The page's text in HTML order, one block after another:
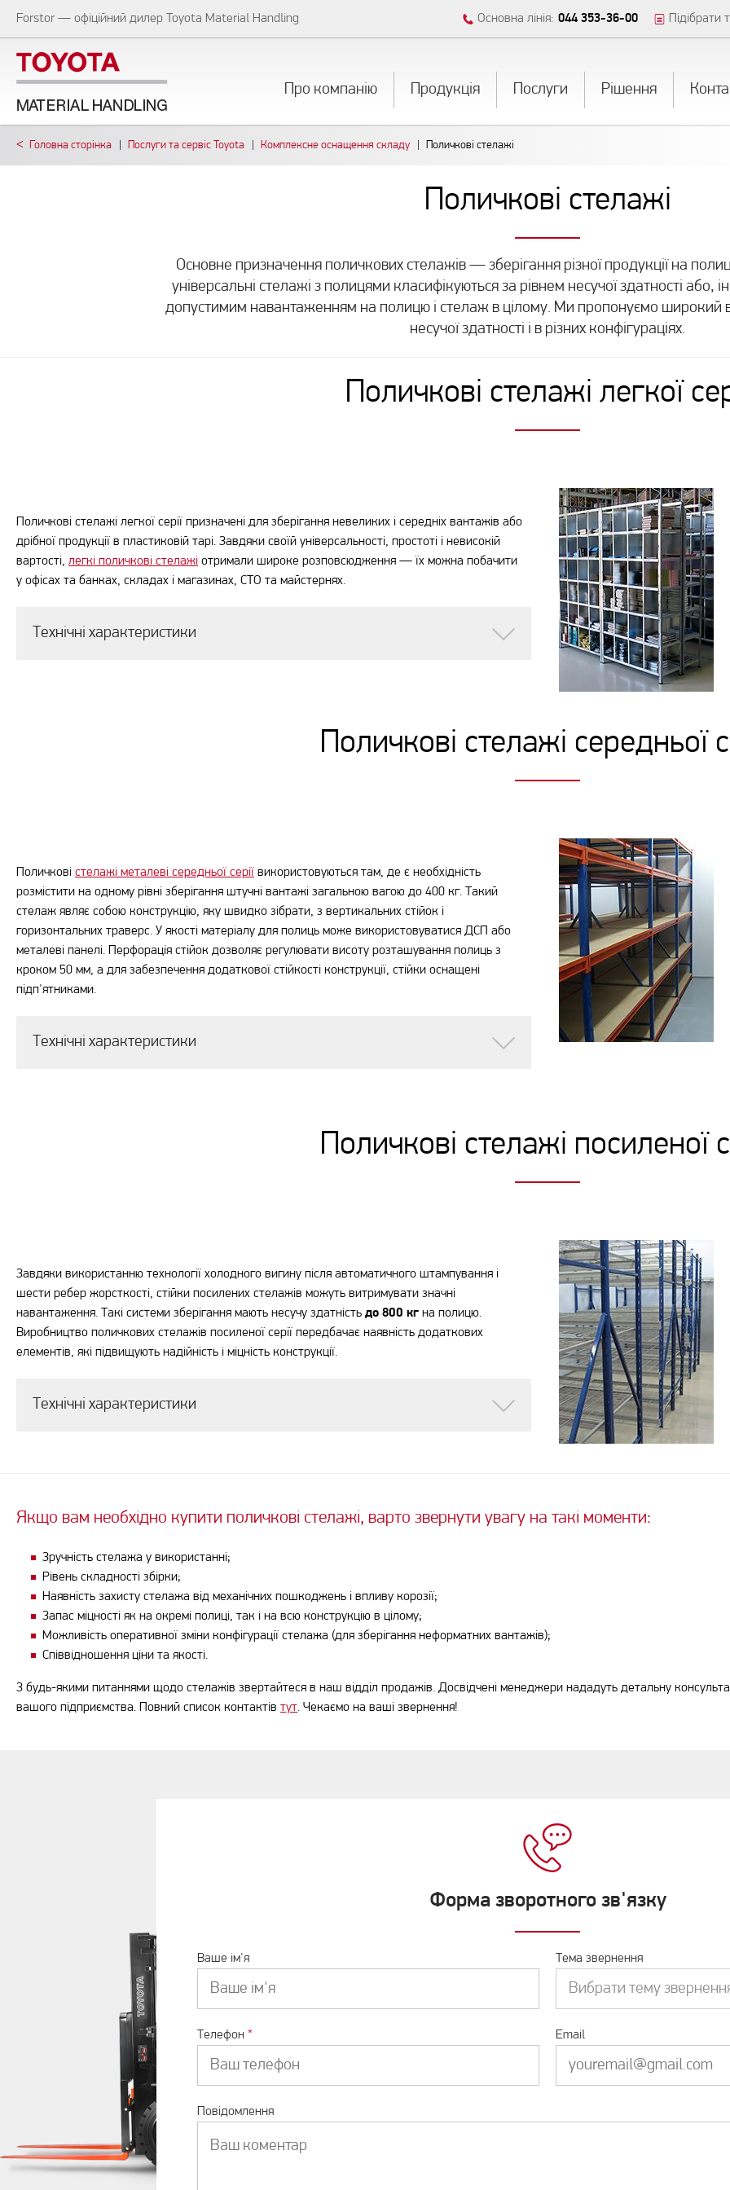
Forstor — офіційний дилер Toyota Material Handling Основна лінія: 044 353-36-00 Підібрати
Про компанiю Продукція Послуги Рішення
Головна сторiнка Послуги та сервіс Toyota Комплексне оснащення складу Поличкові стелажі
Поличкові стелажі
Основне призначення поличкових стелажів — зберігання різної продукції на
універсальні стелажі з полицями класифікуються за рівнем несучої здатності
допустимим навантаженням на полицю і стелаж в цілому. Ми пропонуємо широкий
несучої здатності і в різних конфігураціях.
Поличкові стелажі легкої
Поличкові стелажі легкої серії призначені для зберігання невеликих і середніх вантажів або
дрібної продукції в пластиковій тарі. Завдяки своїй універсальності, простоті і невисокій
вартості, легкі поличкові стелажі отримали широке розповсюдження — їх можна побачити
у офісах та банках, складах і магазинах, СТО та майстернях.
Технічні характеристики
Поличкові стелажі середньої
Поличкові стелажі металеві середньої серії використовуються там, де є необхідність
розмістити на одному рівні зберігання штучні вантажі загальною вагою до 400 кг. Такий
стелаж являє собою конструкцію, яку швидко зібрати, з вертикальних стійок і
горизонтальних траверс. У якості матеріалу для полиць може використовуватися ДСП або
металеві панелі. Перфорація стійок дозволяє регулювати висоту розташування полиць з
кроком 50 мм, а для забезпечення додаткової стійкості конструкції, стійки оснащені
підп'ятниками.
Технічні характеристики
Поличкові стелажі посиленої
Завдяки використанню технології холодного вигину після автоматичного штампування і
шести ребер жорсткості, стійки посилених стелажів можуть витримувати значні
навантаження. Такі системи зберігання мають несучу здатність до 800 кг на полицю.
Виробництво поличкових стелажів посиленої серії передбачає наявність додаткових
елементів, які підвищують надійність і міцність конструкції.
Технічні характеристики
Якщо вам необхідно купити поличкові стелажі, варто звернути увагу на такі моменти:
Зручність стелажа у використанні;
Рівень складності збірки;
Наявність захисту стелажа від механічних пошкоджень і впливу корозії;
Запас міцності як на окремі полиці, так і на всю конструкцію в цілому;
Можливість оперативної зміни конфігурації стелажа (для зберігання неформатних вантажів);
Співвідношення ціни та якості.
З будь-якими питаннями щодо стелажів звертайтеся в наш відділ продажів. Досвідчені менеджери нададуть детальну
вашого підприємства. Повний список контактів тут. Чекаємо на ваші звернення!
Форма зворотного зв'язку
Ваше ім'я Тема звернення
Вибрати тему
Телефон * Email
Повідомлення